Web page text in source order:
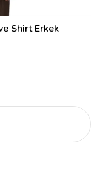
Shirt Erkek